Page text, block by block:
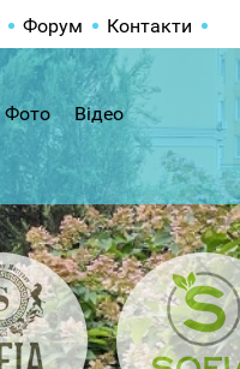
Форум Контакти
Фото Відео